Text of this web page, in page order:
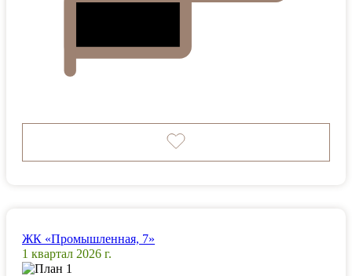
ЖК «Промышленная, 7»
1 квартал 2026 г.